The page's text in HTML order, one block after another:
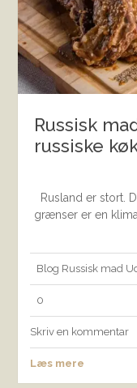
Russisk
russiske
Rusland er stort.
grænser er en
Blog Russisk mad
0
Skriv en kommentar
Læs mere